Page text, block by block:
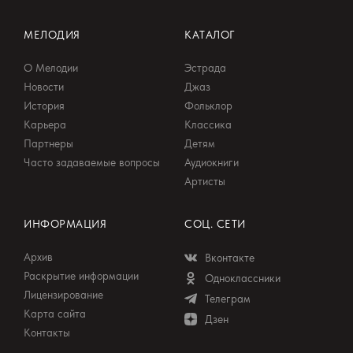
МЕЛОДИЯ
О Мелодии
Новости
История
Карьера
Партнеры
Часто задаваемые вопросы
КАТАЛОГ
Эстрада
Джаз
Фольклор
Классика
Детям
Аудиокниги
Артисты
ИНФОРМАЦИЯ
Архив
Раскрытие информации
Лицензирование
Карта сайта
Контакты
СОЦ. СЕТИ
Вконтакте
Одноклассники
Телеграм
Дзен